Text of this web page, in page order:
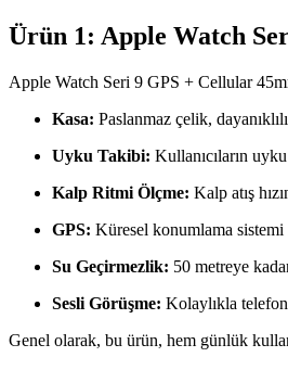
Ürün 1: Apple Watch
Apple Watch Seri 9 GPS + Cellular
Kasa: Paslanmaz çelik,
Uyku Takibi: Kullanıcıların
Kalp Ritmi Ölçme: Kalp atış
GPS: Küresel konumlama
Su Geçirmezlik: 50 metreye
Sesli Görüşme: Kolaylıkla
Genel olarak, bu ürün, hem günlük